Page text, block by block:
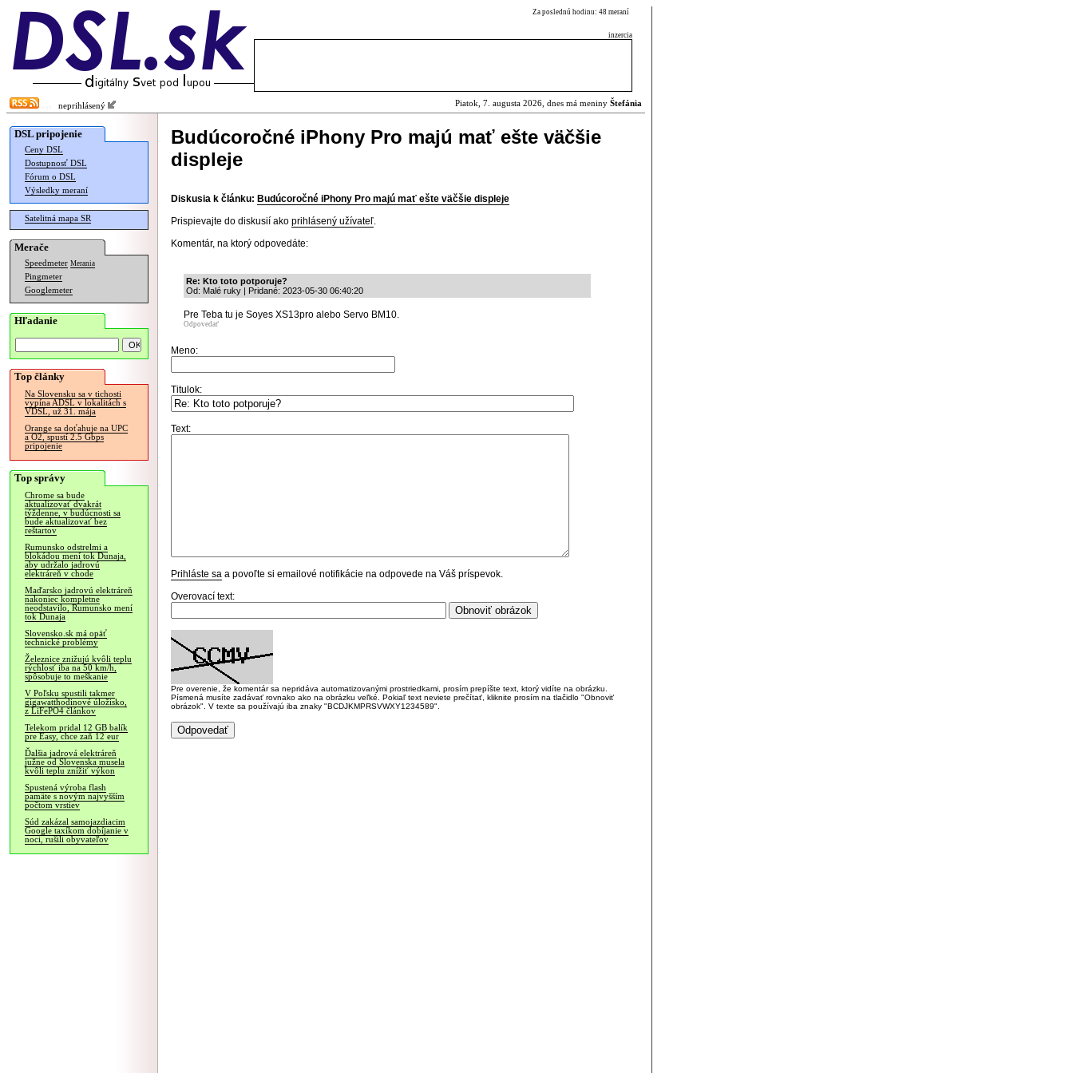
Za poslednú hodinu: 48 meraní
inzercia
neprihlásený Piatok, 7. augusta 2026, dnes má meniny Štefánia
DSL pripojenie
Ceny DSL
Dostupnosť DSL
Fórum o DSL
Výsledky meraní
Satelitná mapa SR
Merače
Speedmeter Merania
Pingmeter
Googlemeter
Hľadanie
Top články
Na Slovensku sa v tichosti
vypína ADSL v lokalitách s
VDSL, už 31. mája
Orange sa doťahuje na UPC
a O2, spustí 2.5 Gbps
pripojenie
Top správy
Chrome sa bude
aktualizovať dvakrát
týždenne, v budúcnosti sa
bude aktualizovať bez
reštartov
Rumunsko odstrelmi a
blokádou mení tok Dunaja,
aby udržalo jadrovú
elektráreň v chode
Maďarsko jadrovú elektráreň
nakoniec kompletne
neodstavilo, Rumunsko mení
tok Dunaja
Slovensko.sk má opäť
technické problémy
Železnice znižujú kvôli teplu
rýchlosť iba na 50 km/h,
spôsobuje to meškanie
V Poľsku spustili takmer
gigawatthodinové úložisko,
z LiFePO4 článkov
Telekom pridal 12 GB balík
pre Easy, chce zaň 12 eur
Ďalšia jadrová elektráreň
južne od Slovenska musela
kvôli teplu znížiť výkon
Spustená výroba flash
pamäte s novým najvyšším
počtom vrstiev
Súd zakázal samojazdiacim
Google taxíkom dobíjanie v
noci, rušili obyvateľov
Budúcoročné iPhony Pro majú mať ešte väčšie
displeje
Diskusia k článku: Budúcoročné iPhony Pro majú mať ešte väčšie displeje
Prispievajte do diskusií ako prihlásený užívateľ.
Komentár, na ktorý odpovedáte:
Re: Kto toto potporuje?
Od: Malé ruky | Pridané: 2023-05-30 06:40:20
Pre Teba tu je Soyes XS13pro alebo Servo BM10.
Odpovedať
Meno:
Titulok:
Text:
Prihláste sa a povoľte si emailové notifikácie na odpovede na Váš príspevok.
Overovací text:
Pre overenie, že komentár sa nepridáva automatizovanými prostriedkami, prosím prepíšte text, ktorý vidíte na obrázku.
Písmená musíte zadávať rovnako ako na obrázku veľké. Pokiaľ text neviete prečítať, kliknite prosím na tlačidlo "Obnoviť
obrázok". V texte sa používajú iba znaky "BCDJKMPRSVWXY1234589".